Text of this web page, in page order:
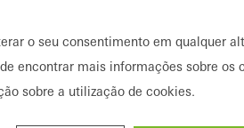
o seu consentimento em qualquer
encontrar mais informações sobre os
sobre a utilização de cookies.